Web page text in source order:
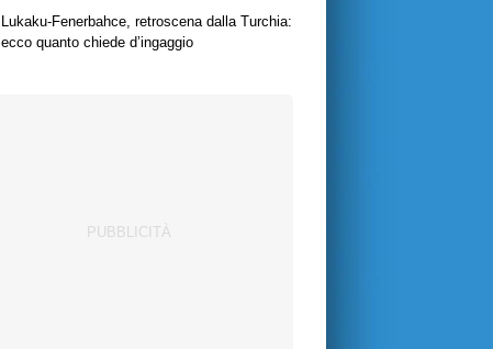
Lukaku-Fenerbahce, retroscena dalla Turchia:
ecco quanto chiede d’ingaggio